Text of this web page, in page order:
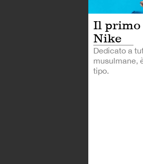
Il
Nike
Dedicato a
musulmane,
tipo.